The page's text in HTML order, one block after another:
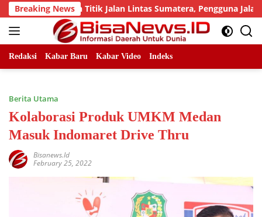
Skip
to
content
Breaking News
Sejumlah Titik Jalan Lintas Sumatera, Pengguna Jalan diimbau
Redaksi Kabar Baru Kabar Video Indeks
Berita Utama
Kolaborasi Produk UMKM Medan
Masuk Indomaret Drive Thru
Bisanews.id
February 25, 2022